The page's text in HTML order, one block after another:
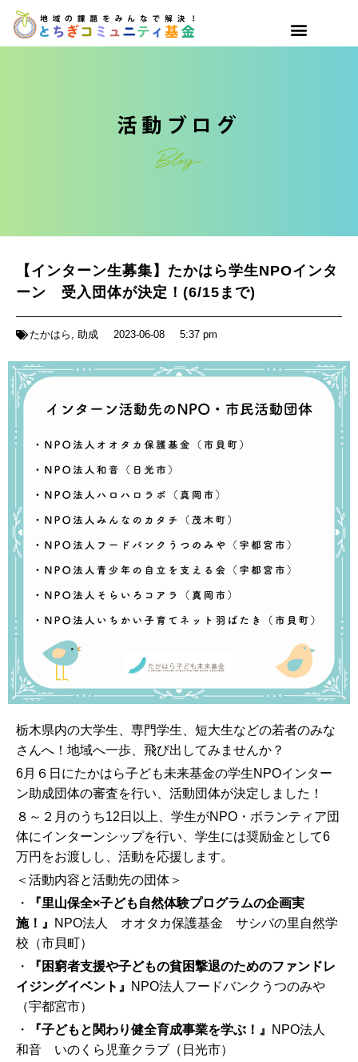
【インターン生募集】たかはら学生NPOインタ
ーン 受入団体が決定！(6/15まで)
たかはら , 助成 2023-06-08 5:37 pm
栃木県内の大学生、専門学生、短大生などの若者のみな
さんへ！地域へ一歩、飛び出してみませんか？
6月６日にたかはら子ども未来基金の学生NPOインター
ン助成団体の審査を行い、活動団体が決定しました！
８～２月のうち12日以上、学生がNPO・ボランティア団
体にインターンシップを行い、学生には奨励金として6
万円をお渡しし、活動を応援します。
＜活動内容と活動先の団体＞
・
『里山保全×子ども自然体験プログラムの企画実
施！ 』
NPO法人 オオタカ保護基金 サシバの里自然学
校（市貝町）
・
『 困窮者支援や子どもの貧困撃退のためのファンドレ
イジングイベント 』
NPO法人フードバンクうつのみや
（宇都宮市）
・
『子ども と関わり健全育成事業を学ぶ！ 』
NPO法人
和音 いのくら児童クラブ（日光市）